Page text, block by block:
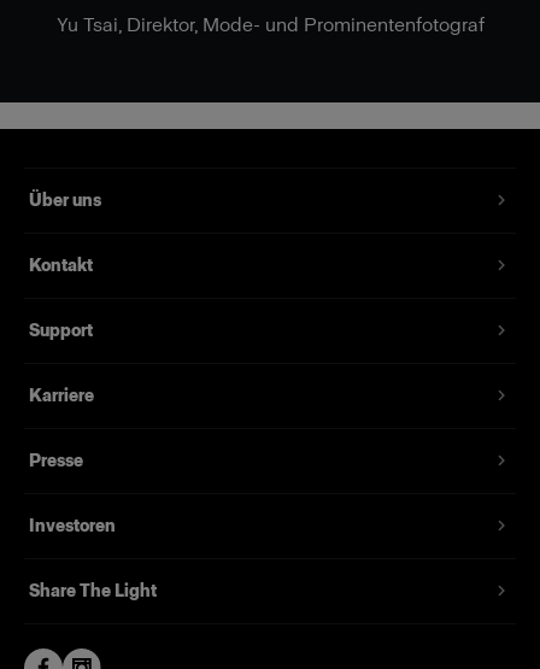
Yu Tsai, Direktor, Mode- und Prominentenfotograf
Über uns
Kontakt
Support
Karriere
Presse
Investoren
Share The Light